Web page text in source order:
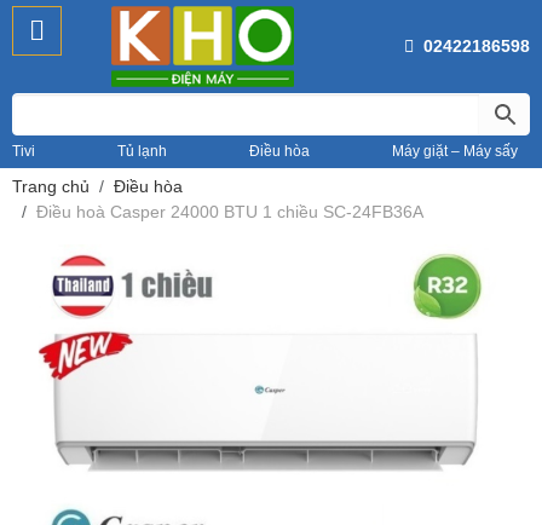
02422186598
Tivi Tủ lạnh Điều hòa Máy giặt – Máy sấy
Trang chủ
Điều hòa
Điều hoà Casper 24000 BTU 1 chiều SC-24FB36A